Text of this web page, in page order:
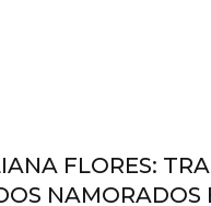
FLORES:
NAMORADOS